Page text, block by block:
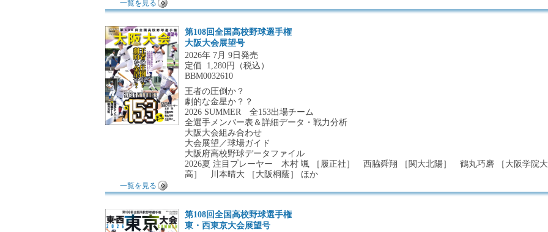
一覧を見る
第108回全国高校野球選手権
大阪大会展望号
2026年 7月 9日発売
定価 1,280円（税込）
BBM0032610
王者の圧倒か？
劇的な金星か？？
2026 SUMMER 全153出場チーム
全選手メンバー表＆詳細データ・戦力分析
大阪大会組み合わせ
大会展望／球場ガイド
大阪府高校野球データファイル
2026夏 注目プレーヤー 木村 颯 ［履正社］ 西脇舜翔 ［関大北陽］ 鶴丸巧磨 ［大阪学院大
高］ 川本晴大 ［大阪桐蔭］ ほか
一覧を見る
第108回全国高校野球選手権
東・西東京大会展望号